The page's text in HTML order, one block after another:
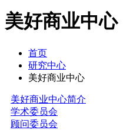
美好商业中心
首页
研究中心
美好商业中心
美好商业中心简介
学术委员会
顾问委员会